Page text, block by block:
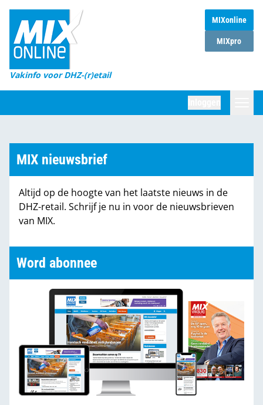
MIXonline
MIXpro
Vakinfo voor DHZ-(r)etail
Home
Magazines
DHZ Sessie
Marktcijfers
Partners
MIX nieuwsbrief
Altijd op de hoogte van het laatste nieuws in de
DHZ-retail. Schrijf je nu in voor de nieuwsbrieven
van MIX.
Word abonnee